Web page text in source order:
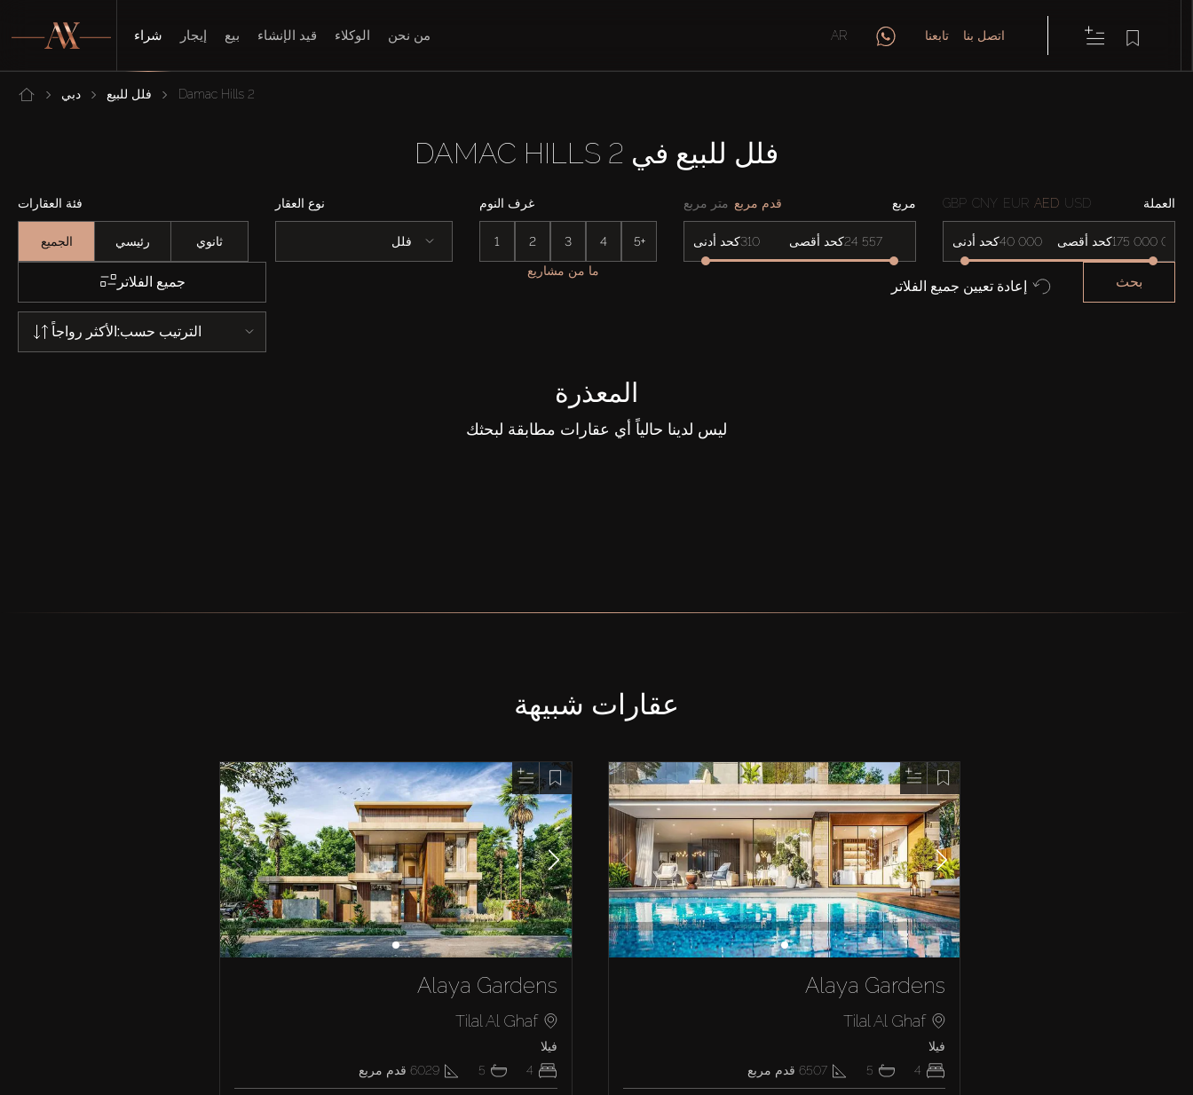
شراء إيجار بيع قيد الإنشاء الوكلاء من نحن AR تابعنا اتصل بنا
دبي فلل للبيع Damac Hills 2
فلل للبيع في DAMAC HILLS 2
فئة العقارات
الجميع رئيسي ثانوي
نوع العقار
فلل
غرف النوم
1 2 3 4 5+
مربع متر مربع قدم مربع
كحد أدنى كحد أقصى
العملة GBP CNY EUR AED USD
كحد أدنى كحد أقصى
جميع الفلاتر
ما من مشاريع
إعادة تعيين جميع الفلاتر بحث
الأكثر رواجاًالترتيب حسب:
المعذرة
ليس لدينا حالياً أي عقارات مطابقة لبحثك
عقارات شبيهة
Alaya Gardens
Tilal Al Ghaf
فيلا
4
5
6029 قدم مربع
Alaya Gardens
Tilal Al Ghaf
فيلا
4
5
6507 قدم مربع